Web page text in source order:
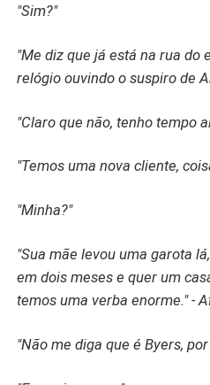
"Sim?"
"Me diz que já está na rua do
relógio ouvindo o suspiro de
"Claro que não, tenho tempo
"Temos uma nova cliente,
"Minha?"
"Sua mãe levou uma garota
em dois meses e quer um
temos uma verba enorme." -
"Não me diga que é Byers,